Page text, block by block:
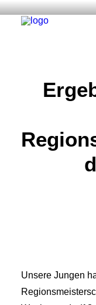
Der Verein
Tennisanlage &
Unsere Jungen